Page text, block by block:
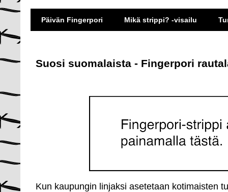
Päivän Fingerpori Mikä strippi? -visailu
Suosi suomalaista - Fingerpori
Kun kaupungin linjaksi asetetaan kotimaisten